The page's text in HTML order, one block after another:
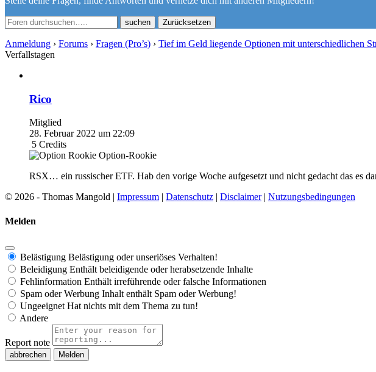
Zurücksetzen
Anmeldung › Forums › Fragen (Pro’s) › Tief im Geld liegende Optionen mit unterschiedlichen
Verfallstagen
Rico
Mitglied
28. Februar 2022 um 22:09
5 Credits
Option-Rookie
RSX… ein russischer ETF. Hab den vorige Woche aufgesetzt und nicht gedacht das es
© 2026 - Thomas Mangold | Impressum | Datenschutz | Disclaimer| Nutzungsbedingungen
Melden
Belästigung Belästigung oder unseriöses Verhalten!
Beleidigung Enthält beleidigende oder herabsetzende Inhalte
Fehlinformation Enthält irreführende oder falsche Informationen
Spam oder Werbung Inhalt enthält Spam oder Werbung!
Ungeeignet Hat nichts mit dem Thema zu tun!
Andere
Report note
Melden